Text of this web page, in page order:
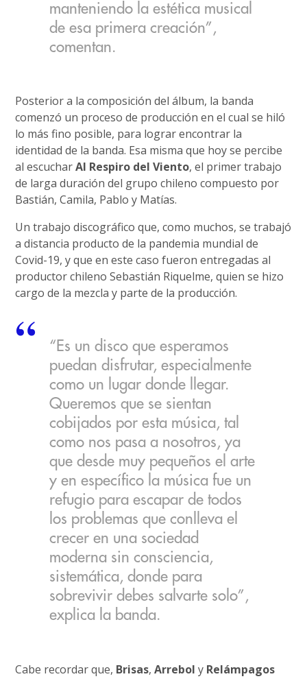
manteniendo la estética musical
de esa primera creación”,
comentan.
Posterior a la composición del álbum, la banda
comenzó un proceso de producción en el cual se hiló
lo más fino posible, para lograr encontrar la
identidad de la banda. Esa misma que hoy se percibe
al escucharAl Respiro del Viento, el primer trabajo
de larga duración del grupo chileno compuesto por
Bastián, Camila, Pablo y Matías.
Un trabajo discográfico que, como muchos, se trabajó
a distancia producto de la pandemia mundial de
Covid-19, y que en este caso fueron entregadas al
productor chileno Sebastián Riquelme, quien se hizo
cargo de la mezcla y parte de la producción.
“Es un disco que esperamos
puedan disfrutar, especialmente
como un lugar donde llegar.
Queremos que se sientan
cobijados por esta música, tal
como nos pasa a nosotros, ya
que desde muy pequeños el arte
y en específico la música fue un
refugio para escapar de todos
los problemas que conlleva el
crecer en una sociedad
moderna sin consciencia,
sistemática, donde para
sobrevivir debes salvarte solo”,
explica la banda.
Cabe recordar que, Brisas,Arrebol y Relámpagos